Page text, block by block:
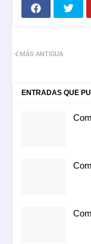
MÁS ANTIGUA
ENTRADAS QUE